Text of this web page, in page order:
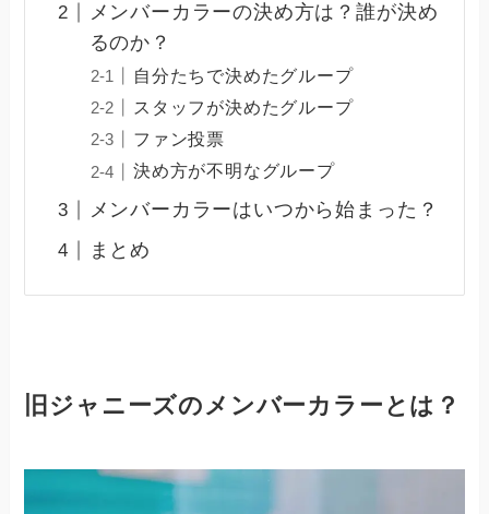
メンバーカラーの決め方は？誰が決め
るのか？
自分たちで決めたグループ
スタッフが決めたグループ
ファン投票
決め方が不明なグループ
メンバーカラーはいつから始まった？
まとめ
旧ジャニーズのメンバーカラーとは？